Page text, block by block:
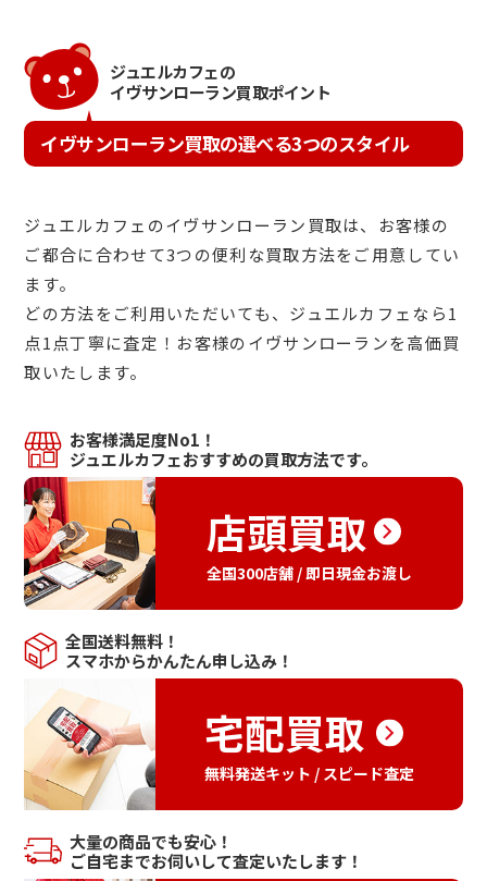
ジュエルカフェの
イヴサンローラン買取ポイント
イヴサンローラン買取の選べる3つのスタイル
ジュエルカフェのイヴサンローラン買取は、お客様の
ご都合に合わせて3つの便利な買取方法をご用意してい
ます。
どの方法をご利用いただいても、ジュエルカフェなら1
点1点丁寧に査定！お客様のイヴサンローランを高価買
取いたします。
お客様満足度No1！
ジュエルカフェおすすめの買取方法です。
店頭買取
全国300店舗 / 即日現金お渡し
全国送料無料！
スマホからかんたん申し込み！
宅配買取
無料発送キット / スピード査定
大量の商品でも安心！
ご自宅までお伺いして査定いたします！